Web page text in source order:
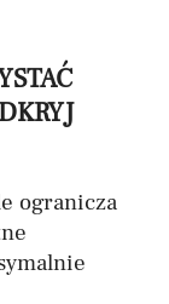
ogranicza